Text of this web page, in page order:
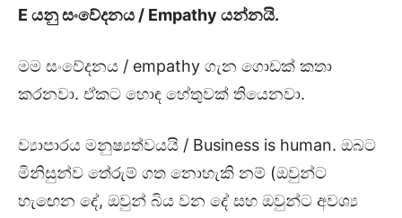
E යනු සංවේදනය / Empathy යන්නයි.
මම සංවේදනය / empathy ගැන ගොඩක් කතා
කරනවා. ඒකට හොඳ හේතුවක් තියෙනවා.
ව්‍යාපාරය මනුෂ්‍යත්වයයි / Business is human. ඔබට
මිනිසුන්ව තේරුම් ගත නොහැකි නම් (ඔවුන්ට
හැඟෙන දේ, ඔවුන් බිය වන දේ සහ ඔවුන්ට අවශ්‍ය